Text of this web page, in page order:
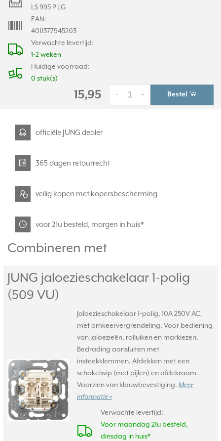
Verwachte levertijd:
1-2 weken
Huidige voorraad:
0 stuk(s)
LS 995 P LG
EAN:
4011377945203
15,95 +
- Bestel
officiële JUNG dealer
365 dagen retourrecht
veilig kopen met kopersbescherming
voor 21u besteld, morgen in huis*
Combineren met
JUNG jaloezieschakelaar 1-polig
(509 VU)
Jaloezieschakelaar 1-polig, 10A 250V AC,
met omkeervergrendeling. Voor bediening
van jaloezieën, rolluiken en markiezen.
Bedrading aansluiten met
insteekklemmen. Afdekken met een
schakelwip (met pijlen) en afdekraam.
Voorzien van klauwbevestiging. Meer
informatie »
Verwachte levertijd:
Voor maandag 21u besteld,
dinsdag in huis*